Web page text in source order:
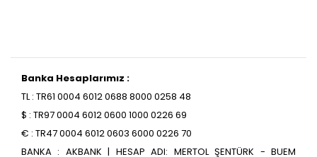
Banka Hesaplarımız :
TL : TR61 0004 6012 0688 8000 0258 48
$ : TR97 0004 6012 0600 1000 0226 69
€ : TR47 0004 6012 0603 6000 0226 70
BANKA : AKBANK | HESAP ADI: MERTOL ŞENTÜRK - BUEM